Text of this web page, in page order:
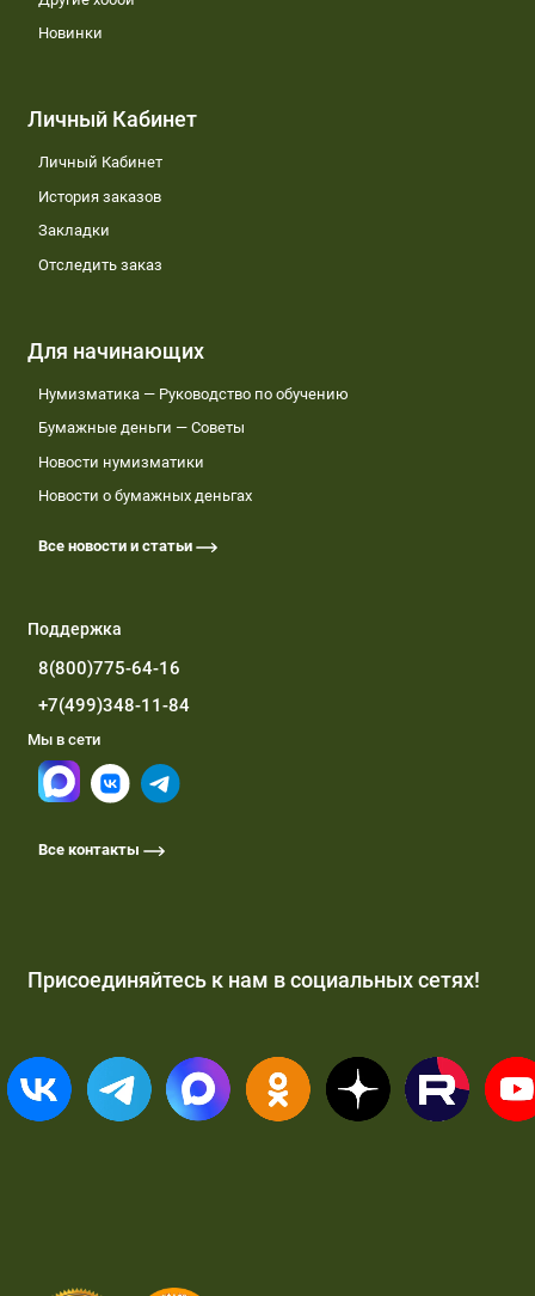
Новинки
Личный Кабинет
Личный Кабинет
История заказов
Закладки
Отследить заказ
Для начинающих
Нумизматика — Руководство по обучению
Бумажные деньги — Советы
Новости нумизматики
Новости о бумажных деньгах
Все новости и статьи
Поддержка
8(800)775-64-16
+7(499)348-11-84
Мы в сети
Все контакты
Присоединяйтесь к нам в социальных сетях!